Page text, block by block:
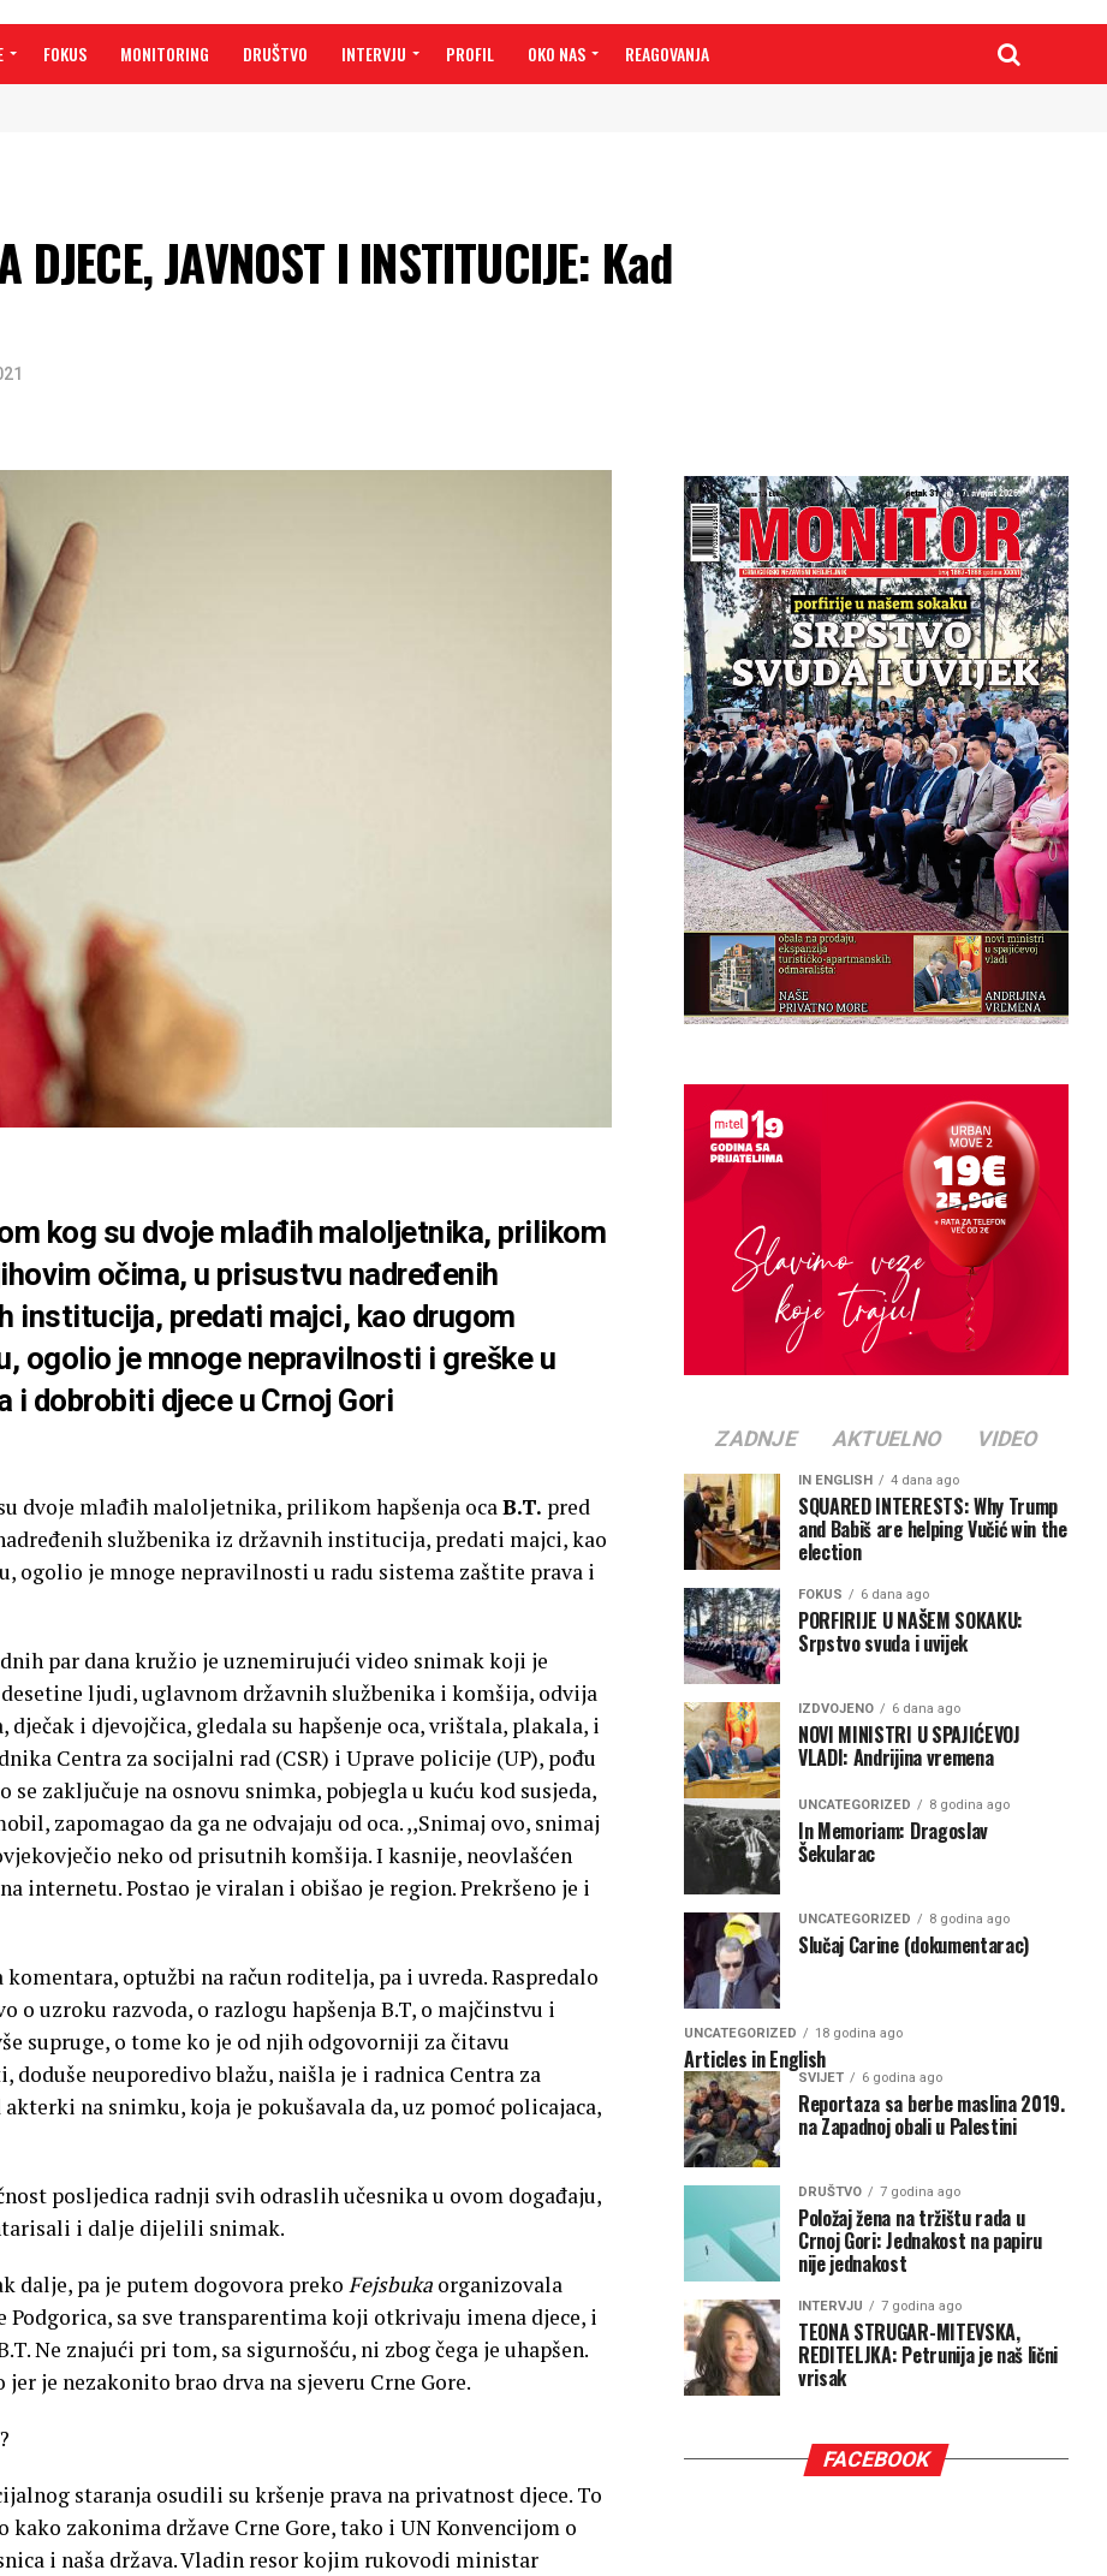
FOKUS MONITORING DRUŠTVO INTERVJU PROFIL OKO NAS REAGOVANJA
DJECE, JAVNOST I INSTITUCIJE: Kad
kog su dvoje mlađih maloljetnika, prilikom
očima, u prisustvu nadređenih
institucija, predati majci, kao drugom
ogolio je mnoge nepravilnosti i greške u
i dobrobiti djece u Crnoj Gori
dvoje mlađih maloljetnika, prilikom hapšenja ocaB.T. pred
službenika iz državnih institucija, predati majci, kao
ogolio je mnoge nepravilnosti u radu sistema zaštite prava i
par dana kružio je uznemirujući video snimak koji je
ljudi, uglavnom državnih službenika i komšija, odvija
dječak i djevojčica, gledala su hapšenje oca, vrištala, plakala, i
Centra za socijalni rad (CSR) i Uprave policije (UP), pođu
se zaključuje na osnovu snimka, pobjegla u kuću kod susjeda,
zapomagao da ga ne odvajaju od oca. ,,Snimaj ovo, snimaj
neko od prisutnih komšija. I kasnije, neovlašćen
internetu. Postao je viralan i obišao je region. Prekršeno je i
optužbi na račun roditelja, pa i uvreda. Raspredalo
o uzroku razvoda, o razlogu hapšenja B.T, o majčinstvu i
supruge, o tome ko je od njih odgovorniji za čitavu
neuporedivo blažu, naišla je i radnica Centra za
na snimku, koja je pokušavala da, uz pomoć policajaca,
posljedica radnji svih odraslih učesnika u ovom događaju,
i dalje dijelili snimak.
dalje, pa je putem dogovora preko Fejsbuka organizovala
Podgorica, sa sve transparentima koji otkrivaju imena djece, i
Ne znajući pri tom, sa sigurnošću, ni zbog čega je uhapšen.
je nezakonito brao drva na sjeveru Crne Gore.
staranja osudili su kršenje prava na privatnost djece. To
kako zakonima države Crne Gore, tako i UN Konvencijom o
i naša država. Vladin resor kojim rukovodi ministar
ZADNJE AKTUELNO VIDEO
IN ENGLISH 4 dana ago
SQUARED INTERESTS: Why Trump
and Babiš are helping Vučić win the
election
FOKUS 6 dana ago
PORFIRIJE U NAŠEM SOKAKU:
Srpstvo svuda i uvijek
IZDVOJENO 6 dana ago
NOVI MINISTRI U SPAJIĆEVOJ
VLADI: Andrijina vremena
UNCATEGORIZED 8 godina ago
In Memoriam: Dragoslav
Šekularac
UNCATEGORIZED 8 godina ago
Slučaj Carine (dokumentarac)
UNCATEGORIZED 18 godina ago
Articles in English
SVIJET 6 godina ago
Reportaza sa berbe maslina 2019.
na Zapadnoj obali u Palestini
DRUŠTVO 7 godina ago
Položaj žena na tržištu rada u
Crnoj Gori: Jednakost na papiru
nije jednakost
INTERVJU 7 godina ago
TEONA STRUGAR-MITEVSKA,
REDITELJKA: Petrunija je naš lični
vrisak
FACEBOOK